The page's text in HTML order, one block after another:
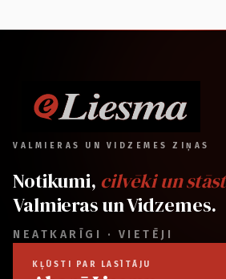
VALMIERAS UN VIDZEMES ZIŅAS
Notikumi, cilvēki un
Valmieras un Vidzemes.
NEATKARĪGI · VIETĒJI
KĻŪSTI PAR LASĪTĀJU